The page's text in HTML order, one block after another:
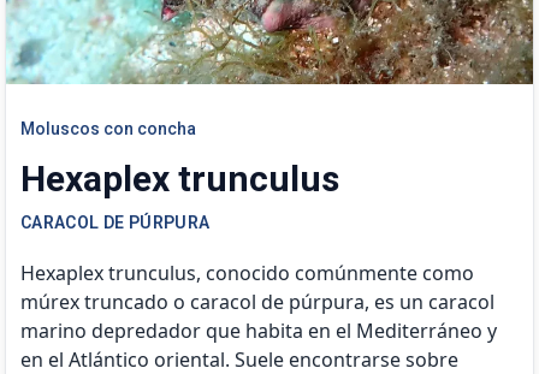
Moluscos con concha
Hexaplex trunculus
CARACOL DE PÚRPURA
Hexaplex trunculus, conocido comúnmente como
múrex truncado o caracol de púrpura, es un caracol
marino depredador que habita en el Mediterráneo y
en el Atlántico oriental. Suele encontrarse sobre